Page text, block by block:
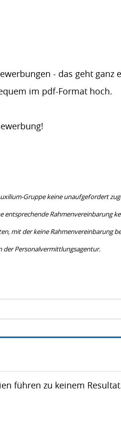
- das geht
im pdf-Format hoch.
Gruppe keine unaufgefordert
entsprechende Rahmenvereinbarung
mit der keine Rahmenvereinbarung
der Personalvermittlungsagentur.
führen zu keinem